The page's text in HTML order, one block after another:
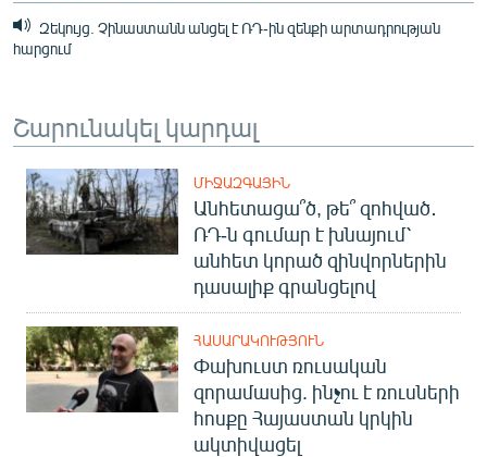
Զեկույց. Չինաստանն անցել է ՌԴ-ին զենքի արտադրության
հարցում
Շարունակել կարդալ
ՄԻՋԱԶԳԱՅԻՆ
Անհետացա՞ծ, թե՞ զոհված․
ՌԴ-ն գումար է խնայում՝
անհետ կորած զինվորներին
դասալիք գրանցելով
ՀԱՍԱՐԱԿՈՒԹՅՈՒՆ
Փախուստ ռուսական
զորամասից. ինչու է ռուսների
հոսքը Հայաստան կրկին
ակտիվացել